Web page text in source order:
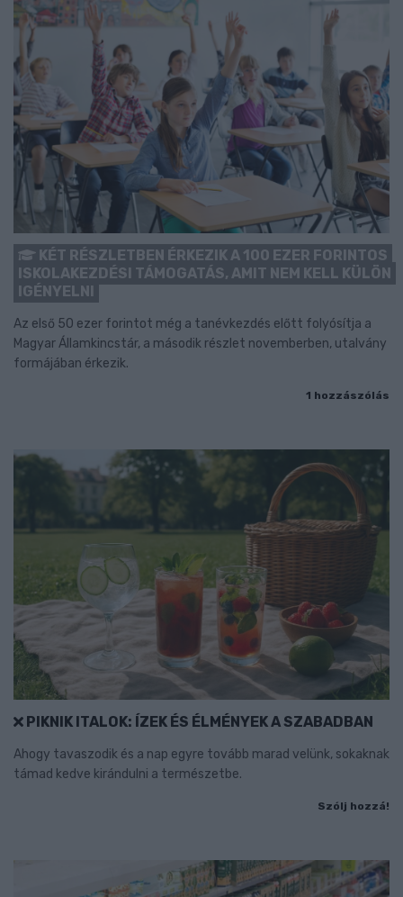
KÉT RÉSZLETBEN ÉRKEZIK A 100 EZER FORINTOS
ISKOLAKEZDÉSI TÁMOGATÁS, AMIT NEM KELL KÜLÖN
IGÉNYELNI
Az első 50 ezer forintot még a tanévkezdés előtt folyósítja a
Magyar Államkincstár, a második részlet novemberben, utalvány
formájában érkezik.
1 hozzászólás
PIKNIK ITALOK: ÍZEK ÉS ÉLMÉNYEK A SZABADBAN
Ahogy tavaszodik és a nap egyre tovább marad velünk, sokaknak
támad kedve kirándulni a természetbe.
Szólj hozzá!